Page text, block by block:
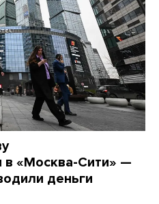
в «Москва-Сити» —
деньги